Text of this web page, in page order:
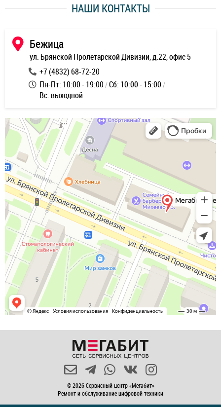
НАШИ КОНТАКТЫ
Бежица
ул. Брянской Пролетарской Дивизии, д.22, офис 5
+7 (4832) 68-72-20
Пн-Пт: 10:00 - 19:00 Сб: 10:00 - 15:00
Вс: выходной
© 2026 Сервисный центр «Мегабит»
Ремонт и обслуживание цифровой техники